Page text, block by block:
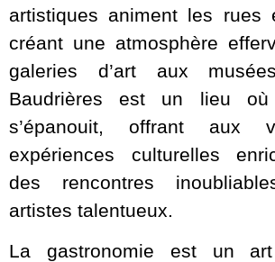
artistiques animent les rues
créant une atmosphère
galeries d’art aux
Baudrières est un lieu
s’épanouit, offrant aux
expériences culturelles
des rencontres
artistes talentueux.
La gastronomie est un